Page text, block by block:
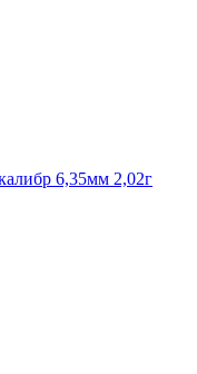
6,35мм 2,02г